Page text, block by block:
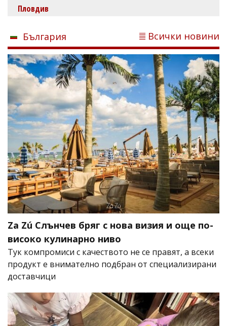
Пловдив
България Всички новини
Za Zú Слънчев бряг с нова визия и още по-
високо кулинарно ниво
Тук компромиси с качеството не се правят, а всеки
продукт е внимателно подбран от специализирани
доставчици